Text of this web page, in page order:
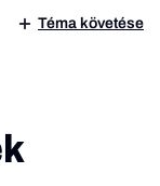
Téma követése